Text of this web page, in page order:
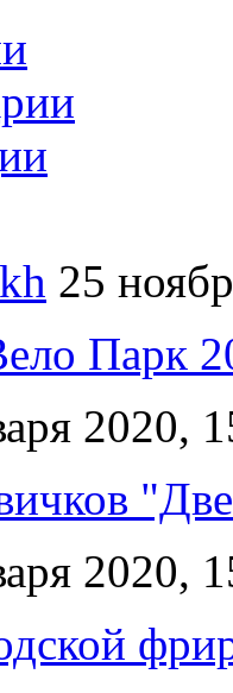
25
Парк
2020,
2020,